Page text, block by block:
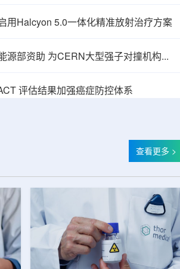
用Halcyon 5.0一体化精准放射治疗方案
美国堪萨斯大学获能源部资助 为CERN大型强子对撞机构建新一代探测器
评估结果加强癌症防控体系
查看更多 >